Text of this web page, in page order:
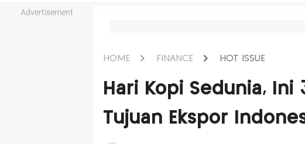
Advertisement
HOME FINANCE HOT ISSUE
Hari Kopi Sedunia, Ini
Tujuan Ekspor